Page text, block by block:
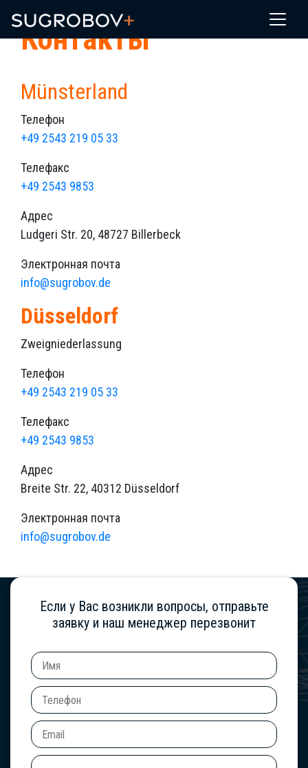
Контакты
Münsterland
Телефон
+49 2543 219 05 33
Телефакс
+49 2543 9853
Адрес
Ludgeri Str. 20, 48727 Billerbeck
Электронная почта
info@sugrobov.de
Düsseldorf
Zweigniederlassung
Телефон
+49 2543 219 05 33
Телефакс
+49 2543 9853
Адрес
Breite Str. 22, 40312 Düsseldorf
Электронная почта
info@sugrobov.de
Если у Вас возникли вопросы, отправьте
заявку и наш менеджер перезвонит